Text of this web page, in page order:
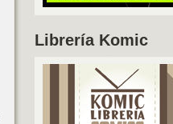
Librería Komic